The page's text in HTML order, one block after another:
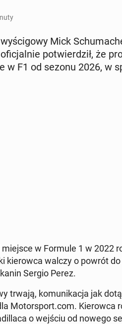
Mick
po­twier­dził, że
w F1 od sezonu 2026, w
w Formule 1 w 2022
kie­row­ca walczy o powrót
Sergio Perez.
trwają, ko­mu­ni­ka­cja jak
Mo­tor­sport.com. Kie­row­ca
o wejściu od nowego